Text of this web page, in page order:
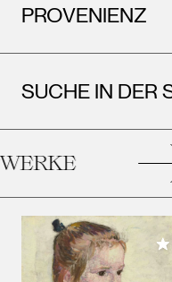
PROVENIENZ
SUCHE IN DER